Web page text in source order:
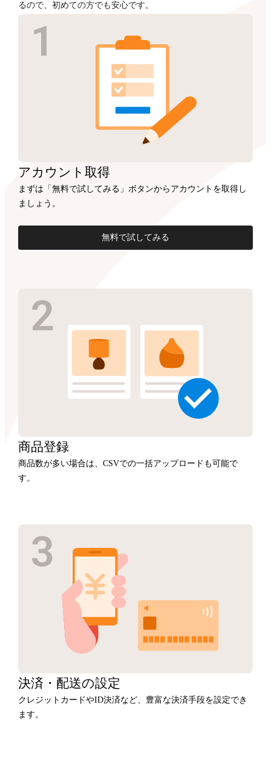
るので、初めての方でも安心です。
アカウント取得
まずは「無料で試してみる」ボタンからアカウントを取得し
ましょう。
無料で試してみる
商品登録
商品数が多い場合は、CSVでの一括アップロードも可能で
す。
決済・ 配送の設定
クレジットカードやID決済など、豊富な決済手段を設定でき
ます。